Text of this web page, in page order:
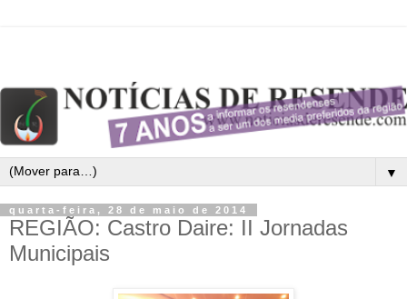
▼
quarta-feira, 28 de maio de 2014
REGIÃO: Castro Daire: II Jornadas
Municipais